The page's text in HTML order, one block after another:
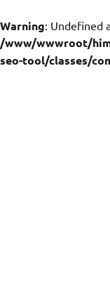
Warning: Undefined
/www/wwwroot/
seo-tool/classes/